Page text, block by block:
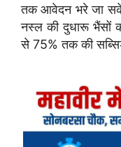
तक आवेदन भरे जा
नस्ल की दुधारू भैंसों
से 75% तक की